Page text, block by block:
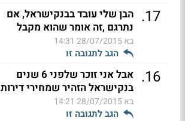
17
. הבן שלי עובד בבנקישראל, אם
נתרגם ,זה אומר שהוא מקבל
בא28/07/2015 14:31
הגב לתגובה זו
16
.
אבל אני זוכר שלפני 6 שנים
בנקישראל הזהיר שמחירי דירות
בא28/07/2015 14:21
הגב לתגובה זו